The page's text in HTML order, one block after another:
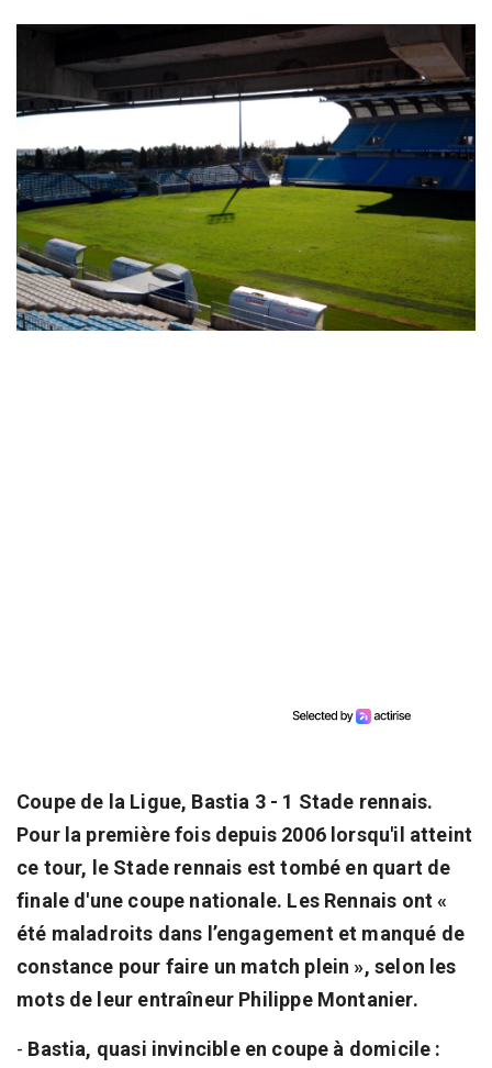
Coupe de la Ligue, Bastia 3 - 1 Stade rennais.
Pour la première fois depuis 2006 lorsqu'il atteint
ce tour, le Stade rennais est tombé en quart de
finale d'une coupe nationale. Les Rennais ont «
été maladroits dans l’engagement et manqué de
constance pour faire un match plein », selon les
mots de leur entraîneur Philippe Montanier.
- Bastia, quasi invincible en coupe à domicile :